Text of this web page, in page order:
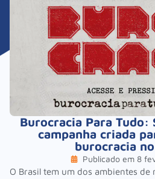
Burocracia Para Tudo:
campanha criada
burocracia
Publicado em 8
O Brasil tem um dos ambientes de